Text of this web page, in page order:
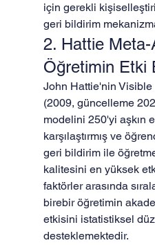
için gerekli
geri bildirim
2. Hattie
Öğretimin Etki
John Hattie'nin
(2009, güncelleme
modelini 250'yi aşkın
karşılaştırmış ve
geri bildirim ile
kalitesini en yüksek
faktörler arasında
birebir öğretimin
etkisini istatistiksel
desteklemektedir.